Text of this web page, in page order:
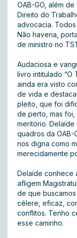
OAB-GO, além
Direito do
advocacia.
Não haveria,
de ministro no
Audaciosa e
livro intitulado “O
ainda era visto
de vida e
pleito, que foi
de perto, mas foi,
meritório.
quadros da OAB-
nos digna como
merecidamente
Delaíde conhece
afligem
de que buscamos
célere, eficaz,
conflitos. Tenho
esse caminho.